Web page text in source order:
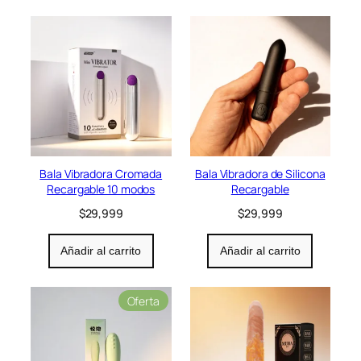
Bala Vibradora Cromada
Recargable 10 modos
$29,999
Añadir al carrito
Bala Vibradora de Silicona
Recargable
$29,999
Añadir al carrito
Oferta
r